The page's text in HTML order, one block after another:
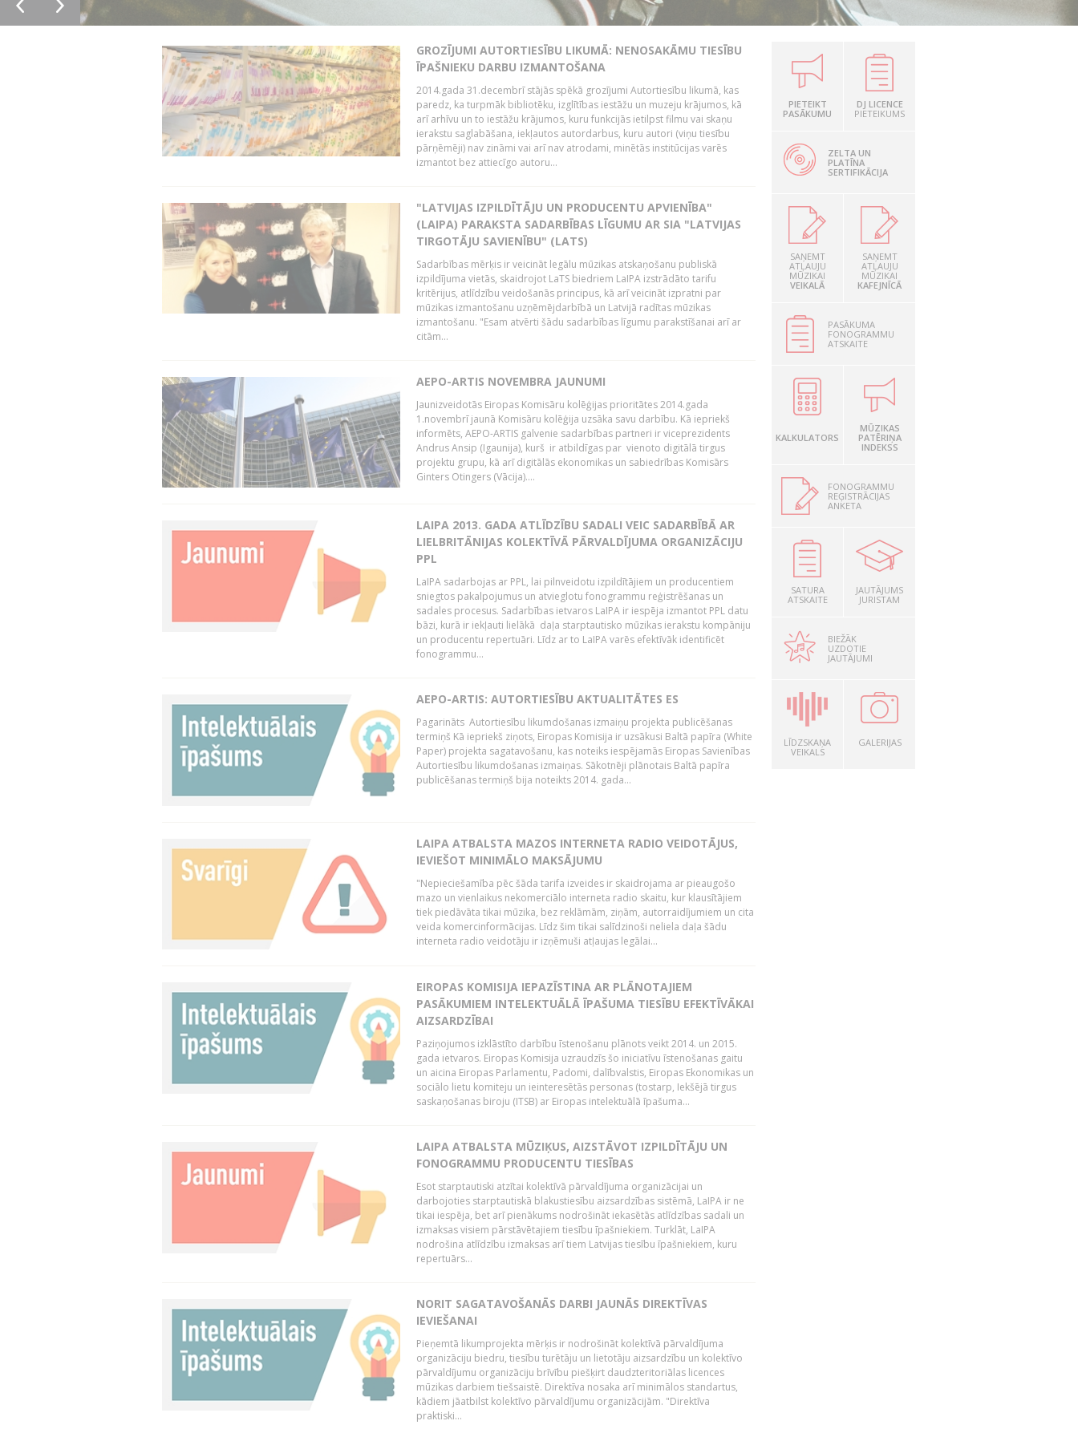
GROZĪJUMI AUTORTIESĪBU LIKUMĀ: NENOSAKĀMU TIESĪBU
ĪPAŠNIEKU DARBU IZMANTOŠANA
2014.gada 31.decembrī stājās spēkā grozījumi Autortiesību likumā, kas
paredz, ka turpmāk bibliotēku, izglītības iestāžu un muzeju krājumos, kā
arī arhīvu un to iestāžu krājumos, kuru funkcijās ietilpst filmu vai skaņu
ierakstu saglabāšana, iekļautos autordarbus, kuru autori (viņu tiesību
pārņēmēji) nav zināmi vai arī nav atrodami, minētās institūcijas varēs
izmantot bez attiecīgo autoru...
"LATVIJAS IZPILDĪTĀJU UN PRODUCENTU APVIENĪBA"
(LAIPA) PARAKSTA SADARBĪBAS LĪGUMU AR SIA "LATVIJAS
TIRGOTĀJU SAVIENĪBU" (LATS)
Sadarbības mērķis ir veicināt legālu mūzikas atskaņošanu publiskā
izpildījuma vietās, skaidrojot LaTS biedriem LaIPA izstrādāto tarifu
kritērijus, atlīdzību veidošanās principus, kā arī veicināt izpratni par
mūzikas izmantošanu uzņēmējdarbībā un Latvijā radītas mūzikas
izmantošanu. "Esam atvērti šādu sadarbības līgumu parakstīšanai arī ar
citām...
AEPO-ARTIS NOVEMBRA JAUNUMI
Jaunizveidotās Eiropas Komisāru kolēģijas prioritātes 2014.gada
1.novembrī jaunā Komisāru kolēģija uzsāka savu darbību. Kā iepriekš
informēts, AEPO-ARTIS galvenie sadarbības partneri ir viceprezidents
Andrus Ansip (Igaunija), kurš ir atbildīgas par vienoto digitālā tirgus
projektu grupu, kā arī digitālās ekonomikas un sabiedrības Komisārs
Ginters Otingers (Vācija)....
LAIPA 2013. GADA ATLĪDZĪBU SADALI VEIC SADARBĪBĀ AR
LIELBRITĀNIJAS KOLEKTĪVĀ PĀRVALDĪJUMA ORGANIZĀCIJU
PPL
LaIPA sadarbojas ar PPL, lai pilnveidotu izpildītājiem un producentiem
sniegtos pakalpojumus un atvieglotu fonogrammu reģistrēšanas un
sadales procesus. Sadarbības ietvaros LaIPA ir iespēja izmantot PPL datu
bāzi, kurā ir iekļauti lielākā daļa starptautisko mūzikas ierakstu kompāniju
un producentu repertuāri. Līdz ar to LaIPA varēs efektīvāk identificēt
fonogrammu...
AEPO-ARTIS: AUTORTIESĪBU AKTUALITĀTES ES
Pagarināts Autortiesību likumdošanas izmaiņu projekta publicēšanas
termiņš Kā iepriekš ziņots, Eiropas Komisija ir uzsākusi Baltā papīra (White
Paper) projekta sagatavošanu, kas noteiks iespējamās Eiropas Savienības
Autortiesību likumdošanas izmaiņas. Sākotnēji plānotais Baltā papīra
publicēšanas termiņš bija noteikts 2014. gada...
LAIPA ATBALSTA MAZOS INTERNETA RADIO VEIDOTĀJUS,
IEVIEŠOT MINIMĀLO MAKSĀJUMU
"Nepieciešamība pēc šāda tarifa izveides ir skaidrojama ar pieaugošo
mazo un vienlaikus nekomerciālo interneta radio skaitu, kur klausītājiem
tiek piedāvāta tikai mūzika, bez reklāmām, ziņām, autorraidījumiem un cita
veida komercinformācijas. Līdz šim tikai salīdzinoši neliela daļa šādu
interneta radio veidotāju ir izņēmuši atļaujas legālai...
EIROPAS KOMISIJA IEPAZĪSTINA AR PLĀNOTAJIEM
PASĀKUMIEM INTELEKTUĀLĀ ĪPAŠUMA TIESĪBU EFEKTĪVĀKAI
AIZSARDZĪBAI
Paziņojumos izklāstīto darbību īstenošanu plānots veikt 2014. un 2015.
gada ietvaros. Eiropas Komisija uzraudzīs šo iniciatīvu īstenošanas gaitu
un aicina Eiropas Parlamentu, Padomi, dalībvalstis, Eiropas Ekonomikas un
sociālo lietu komiteju un ieinteresētās personas (tostarp, Iekšējā tirgus
saskaņošanas biroju (ITSB) ar Eiropas intelektuālā īpašuma...
LAIPA ATBALSTA MŪZIĶUS, AIZSTĀVOT IZPILDĪTĀJU UN
FONOGRAMMU PRODUCENTU TIESĪBAS
Esot starptautiski atzītai kolektīvā pārvaldījuma organizācijai un
darbojoties starptautiskā blakustiesību aizsardzības sistēmā, LaIPA ir ne
tikai iespēja, bet arī pienākums nodrošināt iekasētās atlīdzības sadali un
izmaksas visiem pārstāvētajiem tiesību īpašniekiem. Turklāt, LaIPA
nodrošina atlīdzību izmaksas arī tiem Latvijas tiesību īpašniekiem, kuru
repertuārs...
NORIT SAGATAVOŠANĀS DARBI JAUNĀS DIREKTĪVAS
IEVIEŠANAI
Pieņemtā likumprojekta mērķis ir nodrošināt kolektīvā pārvaldījuma
organizāciju biedru, tiesību turētāju un lietotāju aizsardzību un kolektīvo
pārvaldījumu organizāciju brīvību piešķirt daudzteritoriālas licences
mūzikas darbiem tiešsaistē. Direktīva nosaka arī minimālos standartus,
kādiem jāatbilst kolektīvo pārvaldījumu organizācijām. "Direktīva
praktiski...
PIETEIKT
PASĀKUMU
DJ LICENCE
PIETEIKUMS
ZELTA UN
PLATĪNA
SERTIFIKĀCIJA
SAŅEMT
ATĻAUJU
MŪZIKAI
VEIKALĀ
SAŅEMT
ATĻAUJU
MŪZIKAI
KAFEJNĪCĀ
PASĀKUMA
FONOGRAMMU
ATSKAITE
KALKULATORS
MŪZIKAS
PATĒRIŅA
INDEKSS
FONOGRAMMU
REĢISTRĀCIJAS
ANKETA
SATURA
ATSKAITE
JAUTĀJUMS
JURISTAM
BIEŽĀK
UZDOTIE
JAUTĀJUMI
LĪDZSKAŅA
VEIKALS
GALERIJAS